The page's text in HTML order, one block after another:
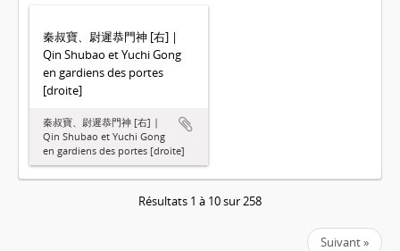
秦叔寶、尉遲恭門神 [右] |
Qin Shubao et Yuchi Gong
en gardiens des portes
[droite]
秦叔寶、尉遲恭門神 [右] |
Qin Shubao et Yuchi Gong
en gardiens des portes [droite]
Résultats 1 à 10 sur 258
Suivant »